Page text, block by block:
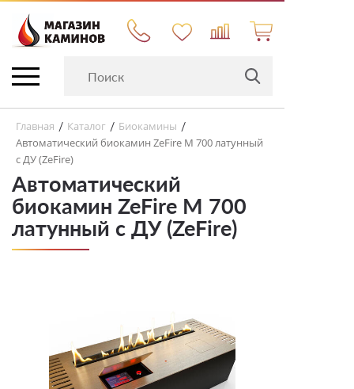
Главная / Каталог / Биокамины /
Автоматический биокамин ZeFire М 700 латунный
с ДУ (ZeFire)
Автоматический
биокамин ZeFire М 700
латунный с ДУ (ZeFire)